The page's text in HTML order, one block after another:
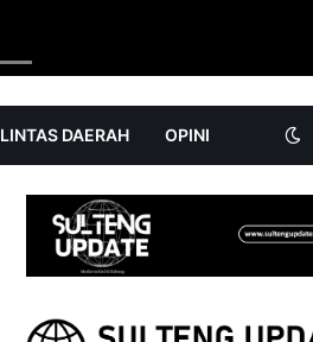
LINTAS DAERAH OPINI